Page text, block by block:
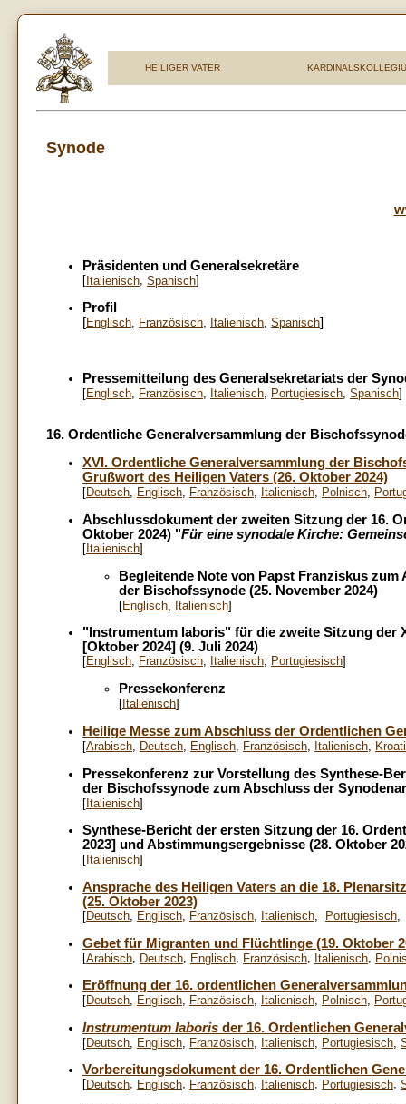
HEILIGER VATER
Synode
Präsidenten und Generalsekretäre
[Italienisch, Spanisch]
Profil
[Englisch, Französisch, Italienisch, Spanisch]
Pressemitteilung des Generalsekretariats der
[Englisch Französisch Italienisch Portugiesisch Spanisch]
16. Ordentliche Generalversammlung der
XVI. Ordentliche Generalversammlung der
Grußwort des Heiligen Vaters (26. Oktober 2024)
[Deutsch Englisch Französisch Italienisch Polnisch
Abschlussdokument der zweiten Sitzung der 16.
Oktober 2024) "Für eine synodale Kirche:
[Italienisch]
Begleitende Note von Papst Franziskus
der Bischofssynode (25. November 2024)
[Englisch Italienisch]
"Instrumentum laboris" für die zweite Sitzung der
[Oktober 2024] (9. Juli 2024)
[Englisch, Französisch, Italienisch, Portugiesisch]
Pressekonferenz
[ Italienisch]
Heilige Messe zum Abschluss der Ordentlichen
[Arabisch Deutsch Englisch Französisch Italienisch
Pressekonferenz zur Vorstellung des Synthese-
der Bischofssynode zum Abschluss der
[Italienisch]
Synthese-Bericht der ersten Sitzung der 16.
2023] und Abstimmungsergebnisse (28. Oktober
[ Italienisch]
Ansprache des Heiligen Vaters an die 18.
(25. Oktober 2023)
[Deutsch Englisch Französisch Italienisch Portugiesisch
Gebet für Migranten und Flüchtlinge (19. Oktober
[Arabisch, Deutsch, Englisch, Französisch, Italienisch,
Eröffnung der 16. ordentlichen
[Deutsch, Englisch, Französisch, Italienisch, Polnisch,
Instrumentum laboris der 16. Ordentlichen
[Deutsch Englisch Französisch Italienisch Portugiesisch
Vorbereitungsdokument der 16. Ordentlichen
[Deutsch, Englisch, Französisch, Italienisch, Portugiesisch,